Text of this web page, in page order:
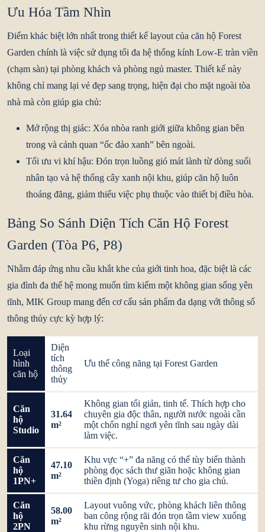
Ưu Hóa Tầm Nhìn
Điểm khác biệt lớn nhất trong thiết kế layout của căn hộ Forest
Garden chính là việc sử dụng tối đa hệ thống kính Low-E tràn viền
(chạm sàn) tại phòng khách và phòng ngủ master. Thiết kế này
không chỉ mang lại vẻ đẹp sang trọng, hiện đại cho mặt ngoài tòa
nhà mà còn giúp gia chủ:
Mở rộng thị giác: Xóa nhòa ranh giới giữa không gian bên
trong và cảnh quan “ốc đảo xanh” bên ngoài.
Tối ưu vi khí hậu: Đón trọn luồng gió mát lành từ dòng suối
nhân tạo và hệ thống cây xanh nội khu, giúp căn hộ luôn
thoáng đãng, giảm thiểu việc phụ thuộc vào thiết bị điều hòa.
Bảng So Sánh Diện Tích Căn Hộ Forest
Garden (Tòa P6, P8)
Nhằm đáp ứng nhu cầu khắt khe của giới tinh hoa, đặc biệt là các
gia đình đa thế hệ mong muốn tìm kiếm một không gian sống yên
tĩnh, MIK Group mang đến cơ cấu sản phẩm đa dạng với thông số
thông thủy cực kỳ hợp lý:
Loại
hình
căn hộ
Diện
tích
thông
thủy
Ưu thế công năng tại Forest Garden
Căn
hộ
Studio
31.64
m²
Không gian tối giản, tinh tế. Thích hợp cho
chuyên gia độc thân, người nước ngoài cần
một chốn nghỉ ngơi yên tĩnh sau ngày dài
làm việc.
Căn
hộ
1PN+
47.10
m²
Khu vực “+” đa năng có thể tùy biến thành
phòng đọc sách thư giãn hoặc không gian
thiền định (Yoga) riêng tư cho gia chủ.
Căn
hộ
2PN
58.00
m²
Layout vuông vức, phòng khách liên thông
ban công rộng rãi đón trọn tầm view xuống
khu rừng nguyên sinh nội khu.